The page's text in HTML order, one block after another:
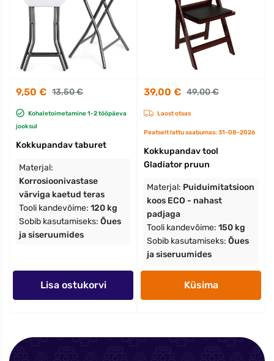
9,50 € 13,50 €
Kohaletoimetamine 1-2 tööpäeva
jooksul
Kokkupandav taburet
Materjal:
Korrosioonivastase
värviga kaetud teras
Tooli kandevõime: 120 kg
Sobib kasutamiseks: Õues
ja siseruumides
Lisa ostukorvi
39,00 € 49,00 €
Laost otsas
Peatselt lattu saabumas: 31-08-2026
Kokkupandav tool
Gladiator pruun
Materjal: Puiduimitatsioon
koos ECO - nahast
padjaga
Tooli kandevõime: 150 kg
Sobib kasutamiseks: Õues
ja siseruumides
Küsima